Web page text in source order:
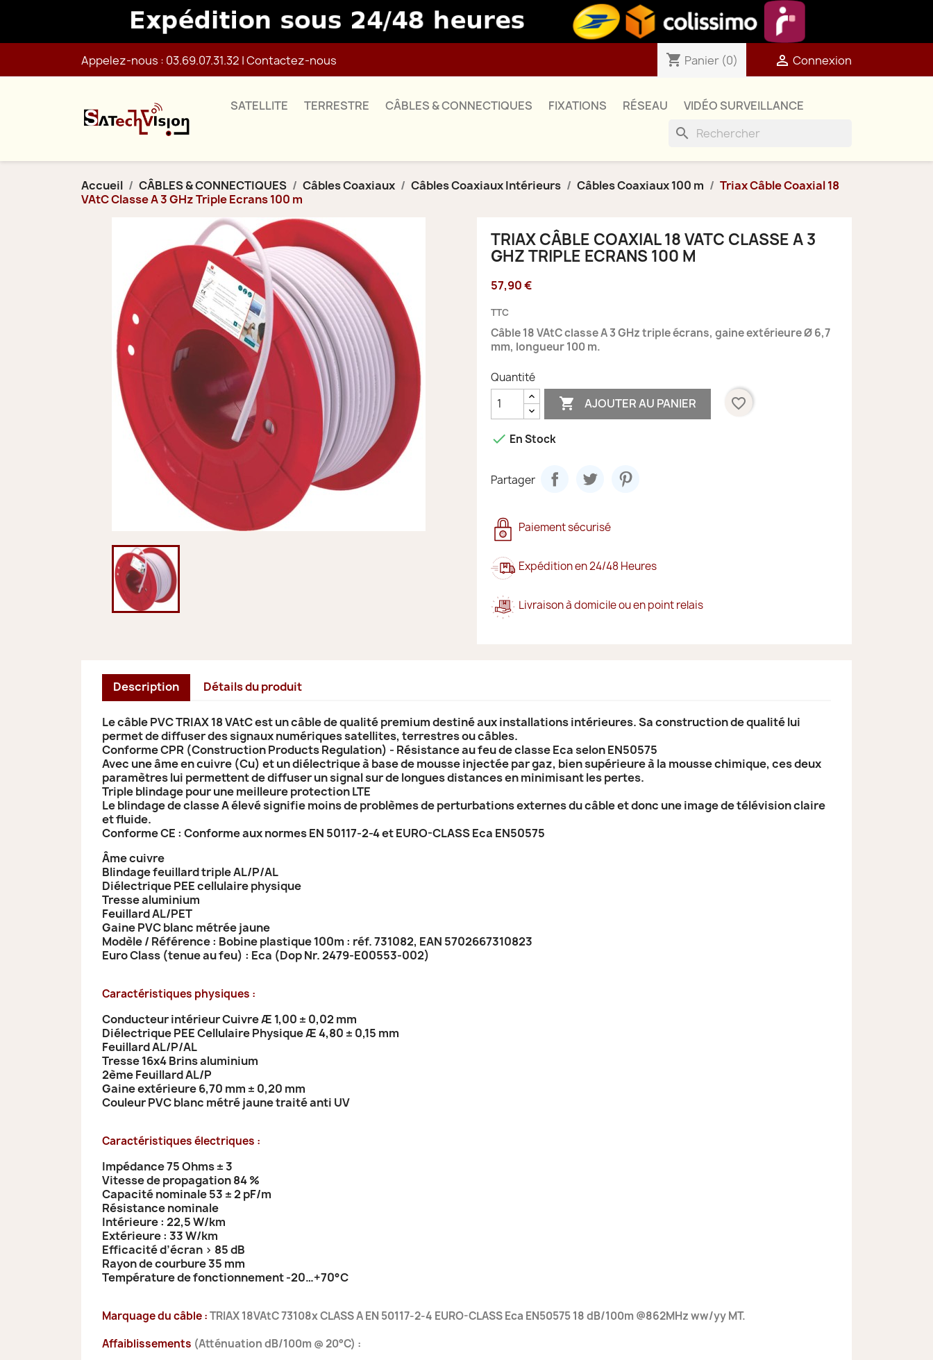
Appelez-nous : 03.69.07.31.32 |Contactez-nous shopping_cart Panier (0)  Connexion
SATELLITE TERRESTRE CÂBLES & CONNECTIQUES FIXATIONS RÉSEAU VIDÉO SURVEILLANCE
search
Accueil CÂBLES & CONNECTIQUES Câbles Coaxiaux Câbles Coaxiaux Intérieurs Câbles Coaxiaux 100 m
Triax Câble Coaxial 18
VAtC Classe A 3 GHz Triple Ecrans 100 m
TRIAX CÂBLE COAXIAL 18 VATC CLASSE A 3
GHZ TRIPLE ECRANS 100 M
57,90 €
TTC
Câble 18 VAtC classe A 3 GHz triple écrans, gaine extérieure Ø 6,7
mm, longueur 100 m.
Quantité
 AJOUTER AU PANIER favorite_border
 En Stock
Partager
Paiement sécurisé
Expédition en 24/48 Heures
Livraison à domicile ou en point relais
Description Détails du produit
Le câble PVC TRIAX 18 VAtC est un câble de qualité premium destiné aux installations intérieures. Sa construction de qualité lui
permet de diffuser des signaux numériques satellites, terrestres ou câbles.
Conforme CPR (Construction Products Regulation) - Résistance au feu de classe Eca selon EN50575
Avec une âme en cuivre (Cu) et un diélectrique à base de mousse injectée par gaz, bien supérieure à la mousse chimique, ces deux
paramètres lui permettent de diffuser un signal sur de longues distances en minimisant les pertes.
Triple blindage pour une meilleure protection LTE
Le blindage de classe A élevé signifie moins de problèmes de perturbations externes du câble et donc une image de télévision claire
et fluide.
Conforme CE : Conforme aux normes EN 50117-2-4 et EURO-CLASS Eca EN50575
Âme cuivre
Blindage feuillard triple AL/P/AL
Diélectrique PEE cellulaire physique
Tresse aluminium
Feuillard AL/PET
Gaine PVC blanc métrée jaune
Modèle / Référence : Bobine plastique 100m : réf. 731082, EAN 5702667310823
Euro Class (tenue au feu) : Eca (Dop Nr. 2479-E00553-002)
Caractéristiques physiques :
Conducteur intérieur Cuivre Æ 1,00 ± 0,02 mm
Diélectrique PEE Cellulaire Physique Æ 4,80 ± 0,15 mm
Feuillard AL/P/AL
Tresse 16x4 Brins aluminium
2ème Feuillard AL/P
Gaine extérieure 6,70 mm ± 0,20 mm
Couleur PVC blanc métré jaune traité anti UV
Caractéristiques électriques :
Impédance 75 Ohms ± 3
Vitesse de propagation 84 %
Capacité nominale 53 ± 2 pF/m
Résistance nominale
Intérieure : 22,5 W/km
Extérieure : 33 W/km
Efficacité d’écran > 85 dB
Rayon de courbure 35 mm
Température de fonctionnement -20…+70°C
Marquage du câble :TRIAX 18VAtC 73108x CLASS A EN 50117-2-4 EURO-CLASS Eca EN50575 18 dB/100m @862MHz ww/yy MT.
Affaiblissements (Atténuation dB/100m @ 20°C) :